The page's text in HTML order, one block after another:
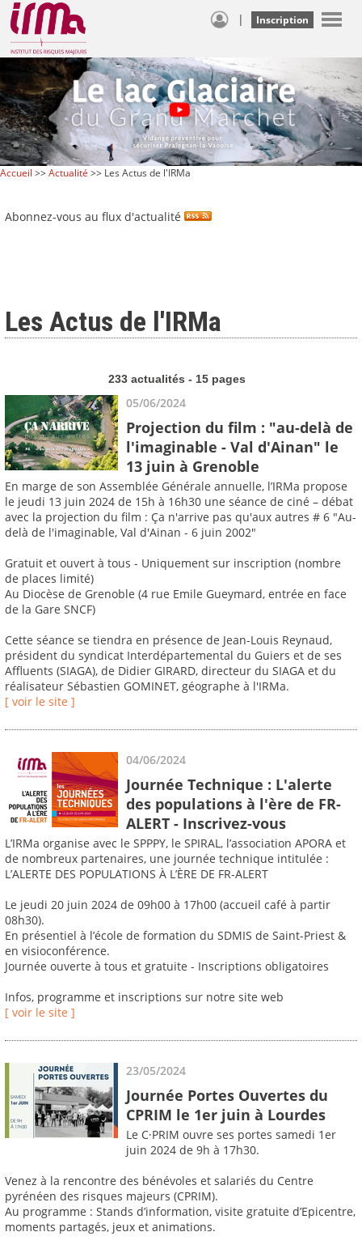
| Inscription
Accueil >>Actualité >> Les Actus de l'IRMa
Abonnez-vous au flux d'actualité
Les Actus de l'IRMa
233 actualités - 15 pages
05/06/2024
Projection du film : "au-delà de
l'imaginable - Val d'Ainan" le
13 juin à Grenoble
En marge de son Assemblée Générale annuelle, l’IRMa propose
le jeudi 13 juin 2024 de 15h à 16h30 une séance de ciné – débat
avec la projection du film : Ça n'arrive pas qu'aux autres # 6 "Au-
delà de l'imaginable, Val d'Ainan - 6 juin 2002"
Gratuit et ouvert à tous - Uniquement sur inscription (nombre
de places limité)
Au Diocèse de Grenoble (4 rue Emile Gueymard, entrée en face
de la Gare SNCF)
Cette séance se tiendra en présence de Jean-Louis Reynaud,
président du syndicat Interdépartemental du Guiers et de ses
Affluents (SIAGA), de Didier GIRARD, directeur du SIAGA et du
réalisateur Sébastien GOMINET, géographe à l'IRMa.
[ voir le site ]
04/06/2024
Journée Technique : L'alerte
des populations à l'ère de FR-
ALERT - Inscrivez-vous
L’IRMa organise avec le SPPPY, le SPIRAL, l’association APORA et
de nombreux partenaires, une journée technique intitulée :
L’ALERTE DES POPULATIONS À L’ÈRE DE FR-ALERT
Le jeudi 20 juin 2024 de 09h00 à 17h00 (accueil café à partir
08h30).
En présentiel à l’école de formation du SDMIS de Saint-Priest &
en visioconférence.
Journée ouverte à tous et gratuite - Inscriptions obligatoires
Infos, programme et inscriptions sur notre site web
[ voir le site ]
23/05/2024
Journée Portes Ouvertes du
CPRIM le 1er juin à Lourdes
Le C·PRIM ouvre ses portes samedi 1er
juin 2024 de 9h à 17h30.
Venez à la rencontre des bénévoles et salariés du Centre
pyrénéen des risques majeurs (CPRIM).
Au programme : Stands d’information, visite gratuite d’Epicentre,
moments partagés, jeux et animations.